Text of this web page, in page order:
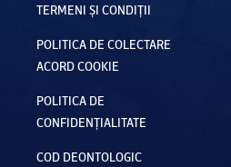
TERMENI ȘI CONDIȚII
POLITICA DE COLECTARE
ACORD COOKIE
POLITICA DE
CONFIDENȚIALITATE
COD DEONTOLOGIC